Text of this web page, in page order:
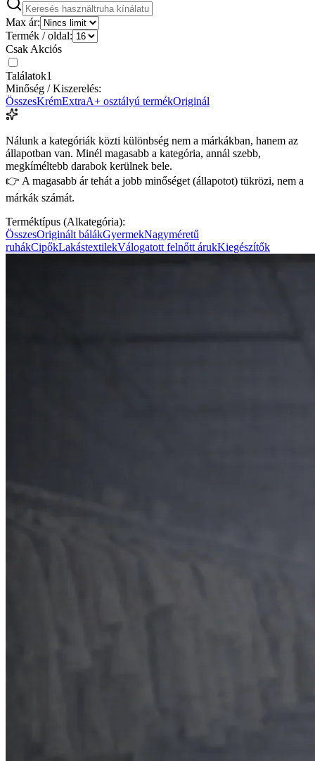
Max ár:
Termék / oldal:
Csak Akciós
Találatok1
Minőség / Kiszerelés:
ÖsszesKrémExtraA+ osztályú termékOriginál
Nálunk a kategóriák közti különbség nem a márkákban, hanem az
állapotban van. Minél magasabb a kategória, annál szebb,
megkíméltebb darabok kerülnek bele.
👉 A magasabb ár tehát a jobb minőséget (állapotot) tükrözi, nem a
márkák számát.
Terméktípus (Alkategória):
ÖsszesOriginált bálákGyermekNagyméretű
ruhákCipőkLakástextilekVálogatott felnőtt árukKiegészítők